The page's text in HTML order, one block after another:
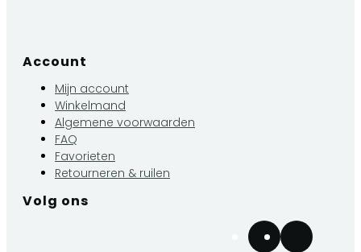
Account
Mijn account
Winkelmand
Algemene voorwaarden
FAQ
Favorieten
Retourneren & ruilen
Volg ons